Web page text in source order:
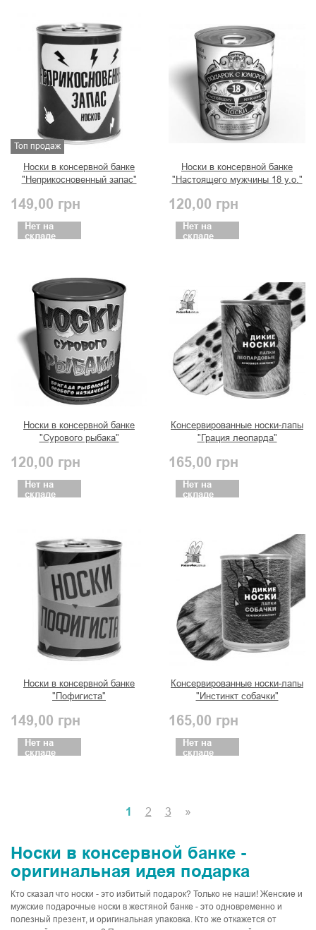
Топ продаж
Носки в консервной банке
"Неприкосновенный запас"
149,00 грн
Нет на
складе
Носки в консервной банке
"Настоящего мужчины 18 y.o."
120,00 грн
Нет на
складе
Носки в консервной банке
"Сурового рыбака"
120,00 грн
Нет на
складе
Консервированные носки-лапы
"Грация леопарда"
165,00 грн
Нет на
складе
Носки в консервной банке
"Пофигиста"
149,00 грн
Нет на
складе
Консервированные носки-лапы
"Инстинкт собачки"
165,00 грн
Нет на
складе
1 2 3 »
Носки в консервной банке -
оригинальная идея подарка
Кто сказал что носки - это избитый подарок? Только не наши! Женские и
мужские подарочные носки в жестяной банке - это одновременно и
полезный презент, и оригинальная упаковка. Кто же откажется от